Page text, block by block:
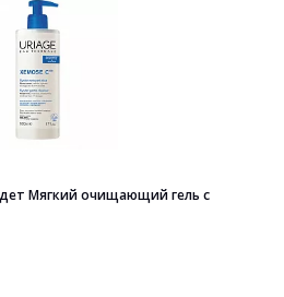
Мягкий очищающий гель с